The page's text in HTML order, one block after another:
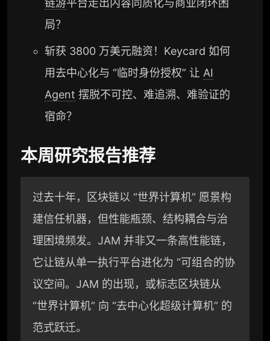
局？
斩获 3800 万美元融资！Keycard 如何
用去中心化与 “临时身份授权” 让 AI
Agent 摆脱不可控、难追溯、难验证的
宿命？
本周研究报告推荐
过去十年，区块链以 “世界计算机” 愿景构
建信任机器，但性能瓶颈、结构耦合与治
理困境频发。JAM 并非又一条高性能链，
它让链从单一执行平台进化为 “可组合的协
议空间。JAM 的出现，或标志区块链从
“世界计算机” 向 “去中心化超级计算机” 的
范式跃迁。